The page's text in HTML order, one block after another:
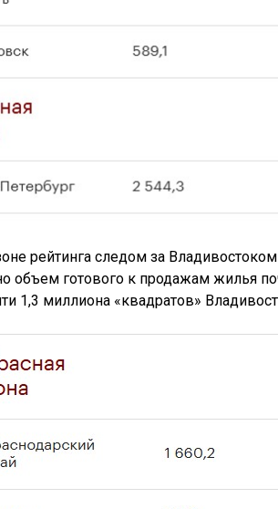
рейтинга следом за
объем готового к продажам жилья
1,3 миллиона «квадратов»